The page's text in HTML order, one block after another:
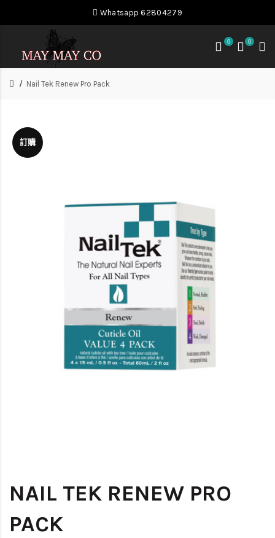
Whatsapp 62804279
0 0
Nail Tek Renew Pro Pack
訂購
NAIL TEK RENEW PRO
PACK